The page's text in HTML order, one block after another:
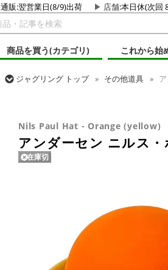
通販:翌営業日(8/9)出荷 店舗:本日休(次回
商品を買う(カテゴリ)
これから始
ジャグリング トップ その他道具
Nils Paul Hat - Orange (yellow)
アンダーセン ニルス
在庫切